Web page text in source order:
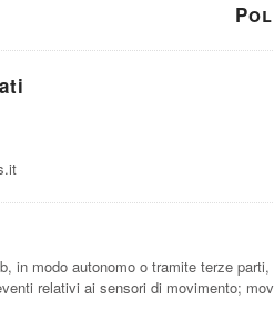
in modo autonomo o tramite terze
relativi ai sensori di movimento;